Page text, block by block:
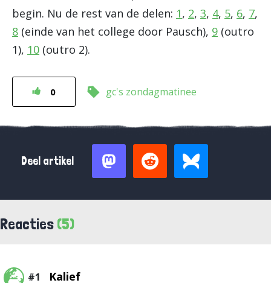
begin. Nu de rest van de delen: 1, 2, 3, 4, 5, 6, 7,
8 (einde van het college door Pausch), 9 (outro
1), 10 (outro 2).
0 gc's zondagmatinee
Deel artikel
Reacties (5)
#1 Kalief